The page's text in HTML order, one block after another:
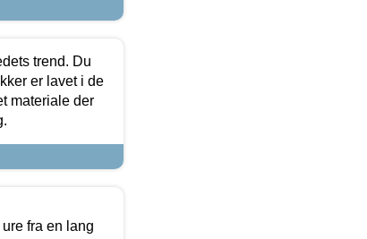
trend. Du
er lavet i de
materiale der
fra en lang